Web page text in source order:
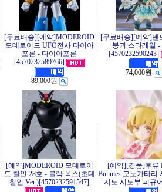
[무료배송][예약]MODEROID
모데로이드 UFO전사 다이아
포론 - 다이아포론
[4570232589766]
89,000원
[무료배송][예약]넨
붕괴 스타레일 -
[4570232590243]
74,000원
[예약]MODEROID 모데로이
드 철인 28호 - 블랙 옥스(초대
철인 Ver.)[4570232591547]
[예약][경품]후류
Bunnies 모노가타리
시노 시노부 피규